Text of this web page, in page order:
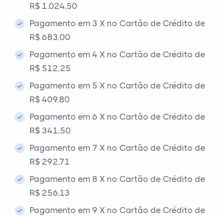
R$ 1.024,50
Pagamento em 3 X no Cartão de Crédito de
R$ 683,00
Pagamento em 4 X no Cartão de Crédito de
R$ 512,25
Pagamento em 5 X no Cartão de Crédito de
R$ 409,80
Pagamento em 6 X no Cartão de Crédito de
R$ 341,50
Pagamento em 7 X no Cartão de Crédito de
R$ 292,71
Pagamento em 8 X no Cartão de Crédito de
R$ 256,13
Pagamento em 9 X no Cartão de Crédito de